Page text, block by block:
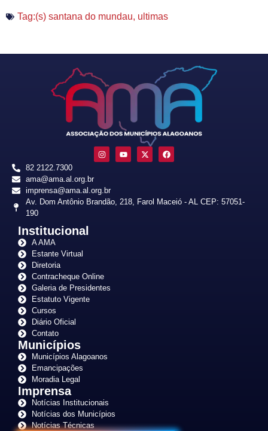
Tag:(s) santana do mundau, ultimas
82 2122.7300
ama@ama.al.org.br
imprensa@ama.al.org.br
Av. Dom Antônio Brandão, 218, Farol Maceió - AL CEP: 57051-
190
Institucional
A AMA
Estante Virtual
Diretoria
Contracheque Online
Galeria de Presidentes
Estatuto Vigente
Cursos
Diário Oficial
Contato
Municípios
Municípios Alagoanos
Emancipações
Moradia Legal
Imprensa
Notícias Institucionais
Notícias dos Municípios
Notícias Técnicas